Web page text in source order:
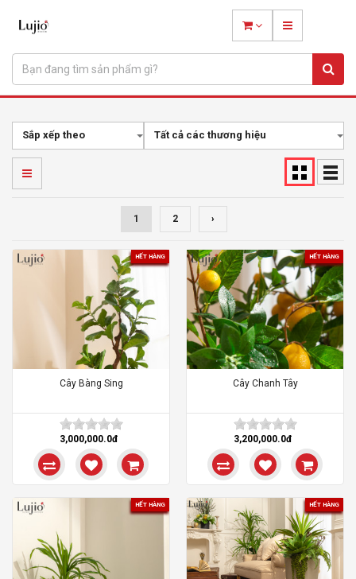
Sắp xếp theo Tất cả các thương hiệu
1 2 ›
HẾT HÀNG
Cây Bàng Sing
3,000,000.0đ
HẾT HÀNG
Cây Chanh Tây
3,200,000.0đ
HẾT HÀNG HẾT HÀNG